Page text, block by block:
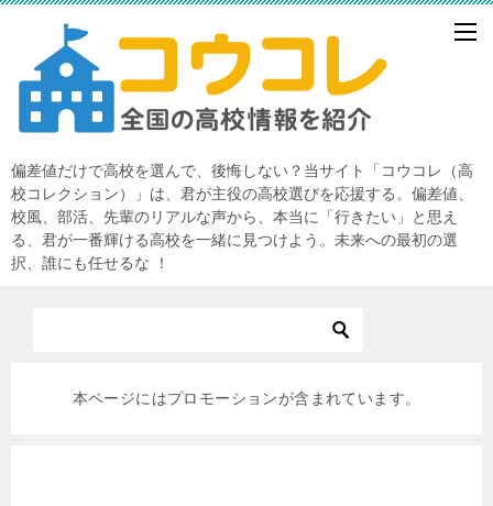
偏差値だけで高校を選んで、後悔しない？当サイト「コウコレ（高
校コレクション）」は、君が主役の高校選びを応援する。偏差値、
校風、部活、先輩のリアルな声から、本当に「行きたい」と思え
る、君が一番輝ける高校を一緒に見つけよう。未来への最初の選
択、誰にも任せるな ！
本ページにはプロモーションが含まれています。